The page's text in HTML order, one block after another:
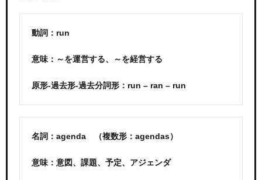
動詞：run
意味：～を運営する、～を経営する
原形-過去形-過去分詞形：run – ran – run
名詞：agenda （複数形：agendas）
意味：意図、課題、予定、アジェンダ